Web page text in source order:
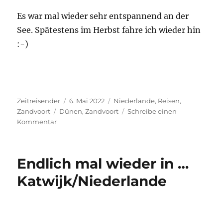
Es war mal wieder sehr entspannend an der
See. Spätestens im Herbst fahre ich wieder hin
:-)
Autor
Zeitreisender
Veröffentlicht
am
6. Mai 2022 Kategorien
Niederlande, Reisen,
Zandvoort
Schlagwörter
Dünen,Zandvoort
Schreibe einen
Kommentarzu
in
…
Zandvoort/Niederlande
Endlich mal wieder in …
Katwijk/Niederlande